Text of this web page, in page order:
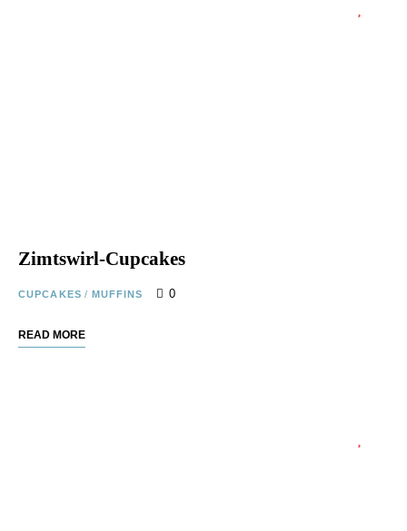
Zimtswirl-Cupcakes
CUPCAKES / MUFFINS 0
READ MORE